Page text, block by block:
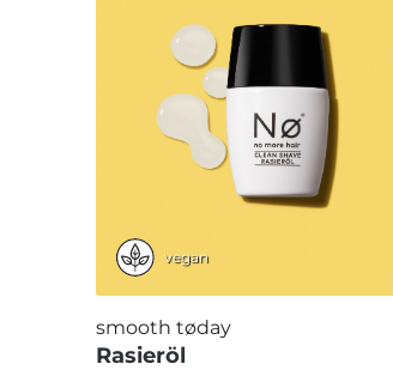
vegan
smooth tøday
Rasieröl